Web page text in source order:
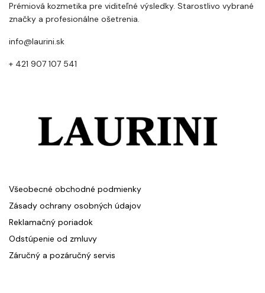
Prémiová kozmetika pre viditeľné výsledky. Starostlivo vybrané
značky a profesionálne ošetrenia.
info@laurini.sk
+ 421 907 107 541
Všeobecné obchodné podmienky
Zásady ochrany osobných údajov
Reklamačný poriadok
Odstúpenie od zmluvy
Záručný a pozáručný servis